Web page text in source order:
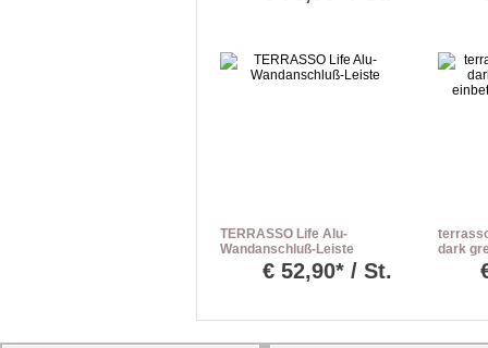
TERRASSO Life Alu-
Wandanschluß-Leiste
€ 52,90* / St.
dark